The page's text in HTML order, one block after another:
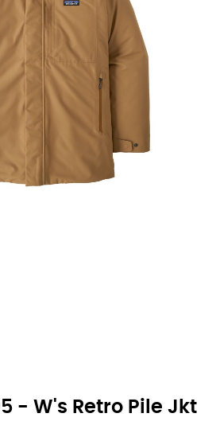
- W's Retro Pile Jkt